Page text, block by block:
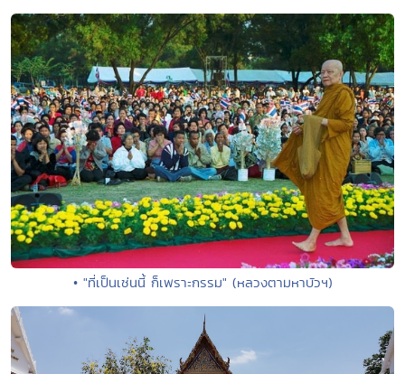
• "ที่เป็นเช่นนี้ ก็เพราะกรรม" (หลวงตามหาบัวฯ)